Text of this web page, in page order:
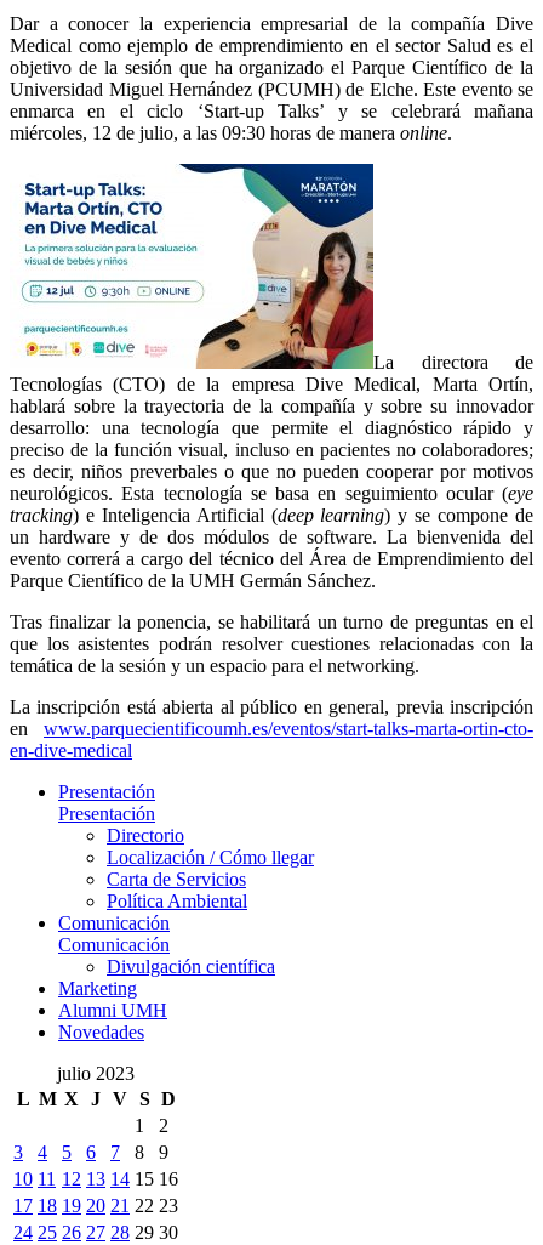
Dar a conocer la experiencia empresarial de la compañía Dive
Medical como ejemplo de emprendimiento en el sector Salud es el
objetivo de la sesión que ha organizado el Parque Científico de la
Universidad Miguel Hernández (PCUMH) de Elche. Este evento se
enmarca en el ciclo ‘Start-up Talks’ y se celebrará mañana
miércoles, 12 de julio, a las 09:30 horas de manera online.
La directora de
Tecnologías (CTO) de la empresa Dive Medical, Marta Ortín,
hablará sobre la trayectoria de la compañía y sobre su innovador
desarrollo: una tecnología que permite el diagnóstico rápido y
preciso de la función visual, incluso en pacientes no colaboradores;
es decir, niños preverbales o que no pueden cooperar por motivos
neurológicos. Esta tecnología se basa en seguimiento ocular (eye
tracking) e Inteligencia Artificial (deep learning) y se compone de
un hardware y de dos módulos de software. La bienvenida del
evento correrá a cargo del técnico del Área de Emprendimiento del
Parque Científico de la UMH Germán Sánchez.
Tras finalizar la ponencia, se habilitará un turno de preguntas en el
que los asistentes podrán resolver cuestiones relacionadas con la
temática de la sesión y un espacio para el networking.
La inscripción está abierta al público en general, previa inscripción
en www.parquecientificoumh.es/eventos/start-talks-marta-ortin-cto-
en-dive-medical
Presentación
Presentación
Directorio
Localización / Cómo llegar
Carta de Servicios
Política Ambiental
Comunicación
Comunicación
Divulgación científica
Marketing
Alumni UMH
Novedades
julio 2023
L M X J V S D
1
2
3
4 5 6 7 8
9
10 11 12 13 14 15 16
17 18 19 20 21 22 23
24 25 26 27 28 29 30